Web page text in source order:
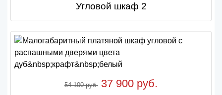
Угловой шкаф 2
54 100 руб. 37 900 руб.